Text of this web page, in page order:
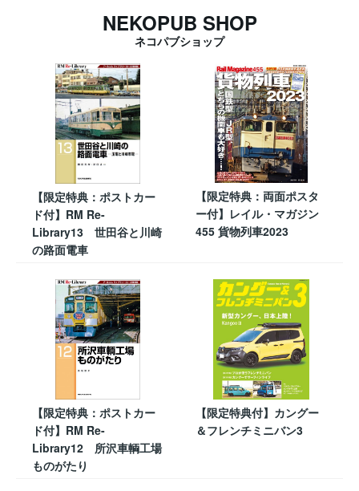
NEKOPUB SHOP
ネコパブショップ
【限定特典：ポストカー
ド付】RM Re-
Library13 世田谷と川崎
の路面電車
【限定特典：両面ポスタ
ー付】レイル・マガジン
455 貨物列車2023
【限定特典：ポストカー
ド付】RM Re-
Library12 所沢車輌工場
ものがたり
【限定特典付】カングー
＆フレンチミニバン3